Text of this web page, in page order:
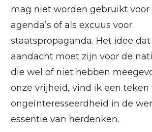
mag niet worden gebruikt voor
agenda’s of als excuus voor
staatspropaganda. Het idee
aandacht moet zijn voor de
die wel of niet hebben
onze vrijheid, vind ik een teken
ongeïnteresseerdheid in de
essentie van herdenken.